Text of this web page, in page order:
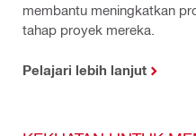
membantu meningkatkan
tahap proyek mereka.
Pelajari lebih lanjut